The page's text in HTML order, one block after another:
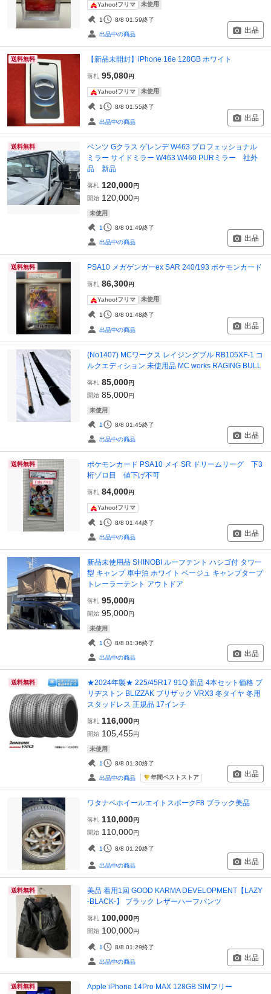
Yahoo!フリマ 未使用
1 8/8 01:59終了
出品中の商品 出品
送料無料 【新品未開封】iPhone 16e 128GB ホワイト
落札 95,080円
Yahoo!フリマ 未使用
1 8/8 01:55終了
出品中の商品 出品
送料無料
ベンツ Gクラス ゲレンデ W463 プロフェッショナル
ミラー サイドミラー W463 W460 PURミラー 社外
品 新品
落札 120,000円
開始 120,000円
未使用
1 8/8 01:49終了
出品中の商品 出品
送料無料 PSA10 メガゲンガーex SAR 240/193 ポケモンカード
落札 86,300円
Yahoo!フリマ 未使用
1 8/8 01:48終了
出品中の商品 出品
(No1407) MCワークス レイジングブル RB105XF-1 コ
ルクエディション 未使用品 MC works RAGING BULL
落札 85,000円
開始 85,000円
未使用
1 8/8 01:45終了
出品中の商品 出品
送料無料
ポケモンカード PSA10 メイ SR ドリームリーグ 下3
桁ゾロ目 値下げ不可
落札 84,000円
Yahoo!フリマ
1 8/8 01:44終了
出品中の商品 出品
新品未使用品 SHINOBI ルーフテント ハシゴ付 タワー
型 キャンプ 車中泊 ホワイト ベージュ キャンプタープ
トレーラーテント アウトドア
落札 95,000円
開始 95,000円
未使用
1 8/8 01:36終了
出品中の商品 出品
送料無料
★2024年製★ 225/45R17 91Q 新品 4本セット価格 ブ
リヂストン BLIZZAK ブリザック VRX3 冬タイヤ 冬用
スタッドレス 正規品 17インチ
落札 116,000円
開始 105,455円
未使用
1 8/8 01:30終了
出品中の商品 年間ベストストア 出品
ワタナベホイールエイトスポークF8 ブラック美品
落札 110,000円
開始 110,000円
1 8/8 01:29終了
出品中の商品 出品
送料無料
美品 着用1回 GOOD KARMA DEVELOPMENT【LAZY
-BLACK-】 ブラック レザーハーフパンツ
落札 100,000円
開始 100,000円
1 8/8 01:29終了
出品中の商品 出品
送料無料 Apple iPhone 14Pro MAX 128GB SIMフリー